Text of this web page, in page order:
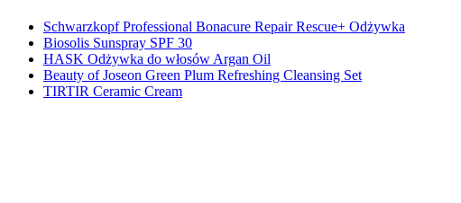
Schwarzkopf Professional Bonacure Repair Rescue+ Odżywka
Biosolis Sunspray SPF 30
HASK Odżywka do włosów Argan Oil
Beauty of Joseon Green Plum Refreshing Cleansing Set
TIRTIR Ceramic Cream